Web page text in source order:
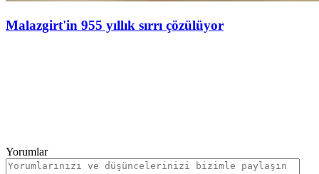
Malazgirt'in 955 yıllık sırrı çözülüyor
Yorumlar